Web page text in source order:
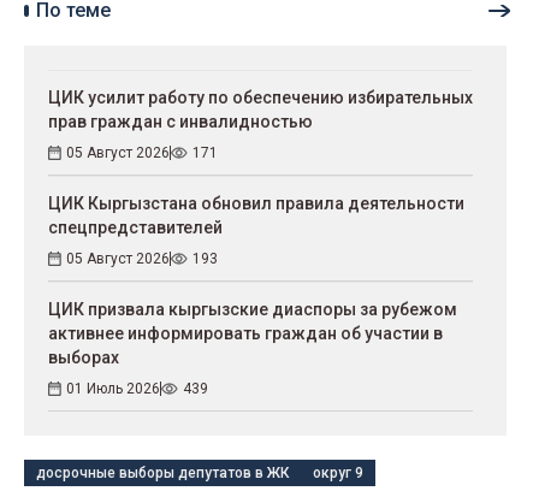
По теме
ЦИК усилит работу по обеспечению избирательных
прав граждан с инвалидностью
05 Август 2026 171
ЦИК Кыргызстана обновил правила деятельности
спецпредставителей
05 Август 2026 193
ЦИК призвала кыргызские диаспоры за рубежом
активнее информировать граждан об участии в
выборах
01 Июль 2026 439
досрочные выборы депутатов в ЖК округ 9